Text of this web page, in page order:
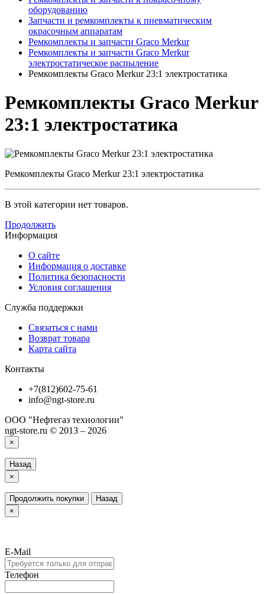
оборудованию
Запчасти и ремкомплекты к пневматическим
окрасочным аппаратам
Ремкомплекты и запчасти Graco Merkur
Ремкомплекты и запчасти Graco Merkur
электростатическое распыление
Ремкомплекты Graco Merkur 23:1 электростатика
Ремкомплекты Graco Merkur
23:1 электростатика
Ремкомплекты Graco Merkur 23:1 электростатика
В этой категории нет товаров.
Продолжить
Информация
О сайте
Информация о доставке
Политика безопасности
Условия соглашения
Служба поддержки
Связаться с нами
Возврат товара
Карта сайта
Контакты
+7(812)602-75-61
info@ngt-store.ru
ООО "Нефтегаз технологии"
ngt-store.ru © 2013 – 2026
×
Назад
×
Продолжить покупки
Назад
×
E-Mail
Телефон